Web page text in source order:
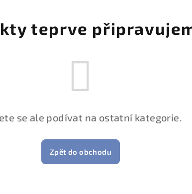
teprve
se ale podívat na ostatní kategorie.
Zpět do obchodu